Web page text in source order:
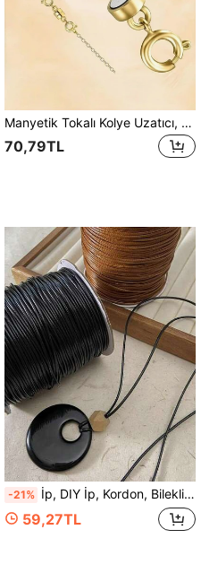
Manyetik Tokalı Kolye Uzatıcı, Altın ve Gümüş Kaplama Takı Tokası Bağlayıcı, Kendin Yap Takı Yapımı Zincir Uzatıcı
70,79TL
-21% İp, DIY İp, Kordon, Bileklikler İçin Kore İpliği, Bileklikler İçin Örgülü Mumlu İp, 0.5mm 0.8mm 1.0mm 1.5mm 2.0mm Premium PU Deri Mumlu Kordon, DIY İçin
59,27TL